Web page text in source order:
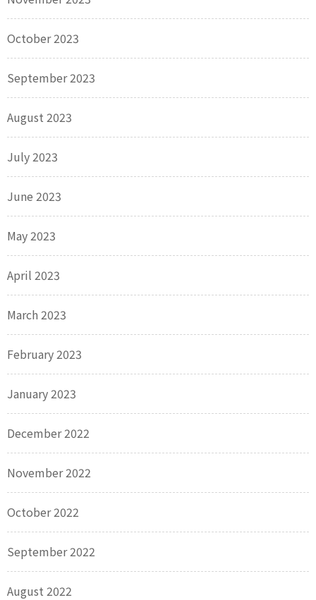
October 2023
September 2023
August 2023
July 2023
June 2023
May 2023
April 2023
March 2023
February 2023
January 2023
December 2022
November 2022
October 2022
September 2022
August 2022